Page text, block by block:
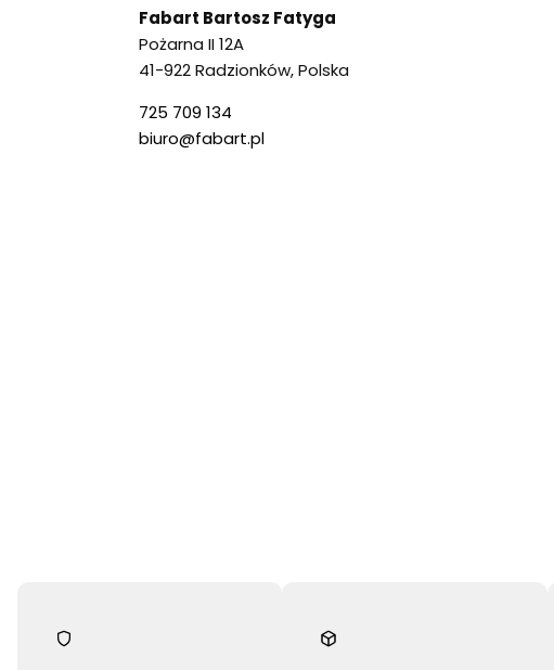
Fabart Bartosz Fatyga
Pożarna II 12A
41-922 Radzionków, Polska
725 709 134
biuro@fabart.pl